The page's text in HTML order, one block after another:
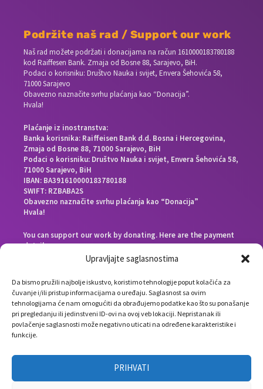
Upravljajte saglasnostima
Da bismo pružili najbolje iskustvo, koristimo tehnologije poput kolačića za
čuvanje i/ili pristup informacijama o uređaju. Saglasnost sa ovim
tehnologijama će nam omogućiti da obrađujemo podatke kao što su ponašanje
pri pregledanju ili jedinstveni ID-ovi na ovoj veb lokaciji. Nepristanak ili
povlačenje saglasnosti može negativno uticati na određene karakteristike i
funkcije.
PRIHVATI
Podržite naš rad / Support our work
Naš rad možete podržati i donacijama na račun 1610000183780188
kod Raiffesen Bank. Zmaja od Bosne 88, Sarajevo, BiH.
Podaci o korisniku: Društvo Nauka i svijet, Envera Šehovića 58,
71000 Sarajevo
Obavezno naznačite svrhu plaćanja kao “Donacija”.
Hvala!
Plaćanje iz inostranstva:
Banka korisnika: Raiffeisen Bank d.d. Bosna i Hercegovina,
Zmaja od Bosne 88, 71000 Sarajevo, BiH
Podaci o korisniku: Društvo Nauka i svijet, Envera Šehovića 58,
71000 Sarajevo, BiH
IBAN: BA391610000183780188
SWIFT: RZBABA2S
Obavezno naznačite svrhu plaćanja kao “Donacija”
Hvala!
You can support our work by donating. Here are the payment
details:
Beneficiary bank: Raiffeisen Bank d.d. Bosna i Hercegovina,
Zmaja od Bosne 88, 71000 Sarajevo, Bosnia and Herzegovina
End beneficiary: Društvo Nauka i svijet, Envera Šehovića 58,
71000 Sarajevo, Bosnia and Herzegovina
IBAN: BA391610000183780188
SWIFT: RZBABA2S
Please note the payment purpose as “Donation”
Thank you!